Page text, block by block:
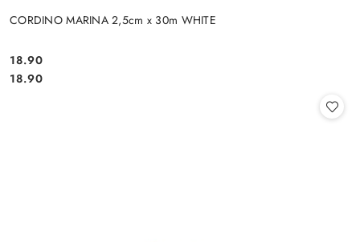
CORDINO MARINA 2,5cm x 30m WHITE
Cena:
18.90
Cena:
18.90